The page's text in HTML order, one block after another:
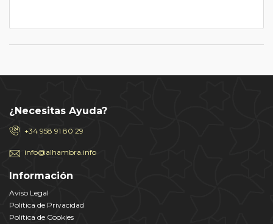
¿Necesitas Ayuda?
+34 958 91 80 29
info@alhambra.info
Información
Aviso Legal
Política de Privacidad
Política de Cookies